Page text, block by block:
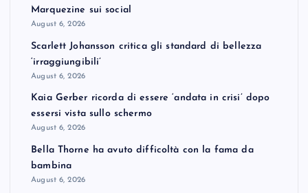
Marquezine sui social
August 6, 2026
Scarlett Johansson critica gli standard di bellezza
‘irraggiungibili’
August 6, 2026
Kaia Gerber ricorda di essere ‘andata in crisi’ dopo
essersi vista sullo schermo
August 6, 2026
Bella Thorne ha avuto difficoltà con la fama da
bambina
August 6, 2026